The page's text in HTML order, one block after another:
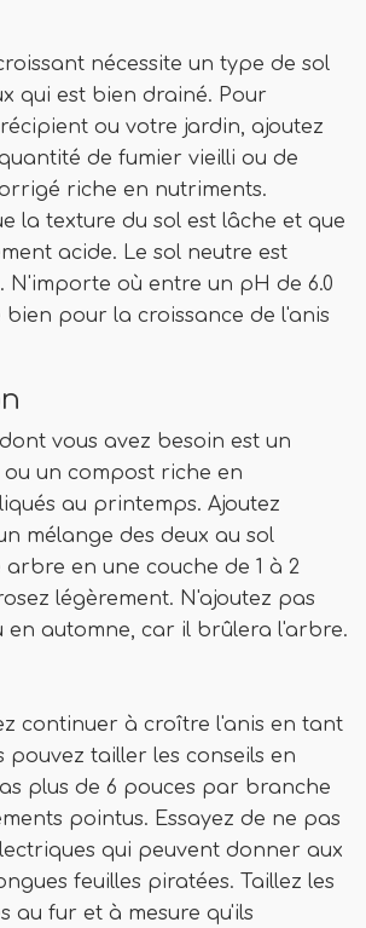
nécessite un type de sol
qui est bien drainé. Pour
ou votre jardin, ajoutez
de fumier vieilli ou de
riche en nutriments.
la texture du sol est lâche et que
acide. Le sol neutre est
N'importe où entre un pH de 6.0
bien pour la croissance de l'anis
vous avez besoin est un
un compost riche en
au printemps. Ajoutez
mélange des deux au sol
en une couche de 1 à 2
légèrement. N'ajoutez pas
en automne, car il brûlera l'arbre.
continuer à croître l'anis en tant
pouvez tailler les conseils en
plus de 6 pouces par branche
pointus. Essayez de ne pas
qui peuvent donner aux
feuilles piratées. Taillez les
au fur et à mesure qu'ils